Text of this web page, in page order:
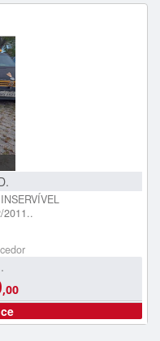
2011..
,00